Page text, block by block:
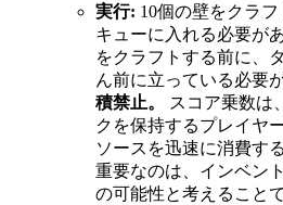
実行: 10個の壁をクラ
キューに入れる必要が
をクラフトする前に、
ん前に立っている必要
積禁止。
スコア乗数は
クを保持するプレイヤ
ソースを迅速に消費す
重要なのは、インベン
の可能性と考えることで